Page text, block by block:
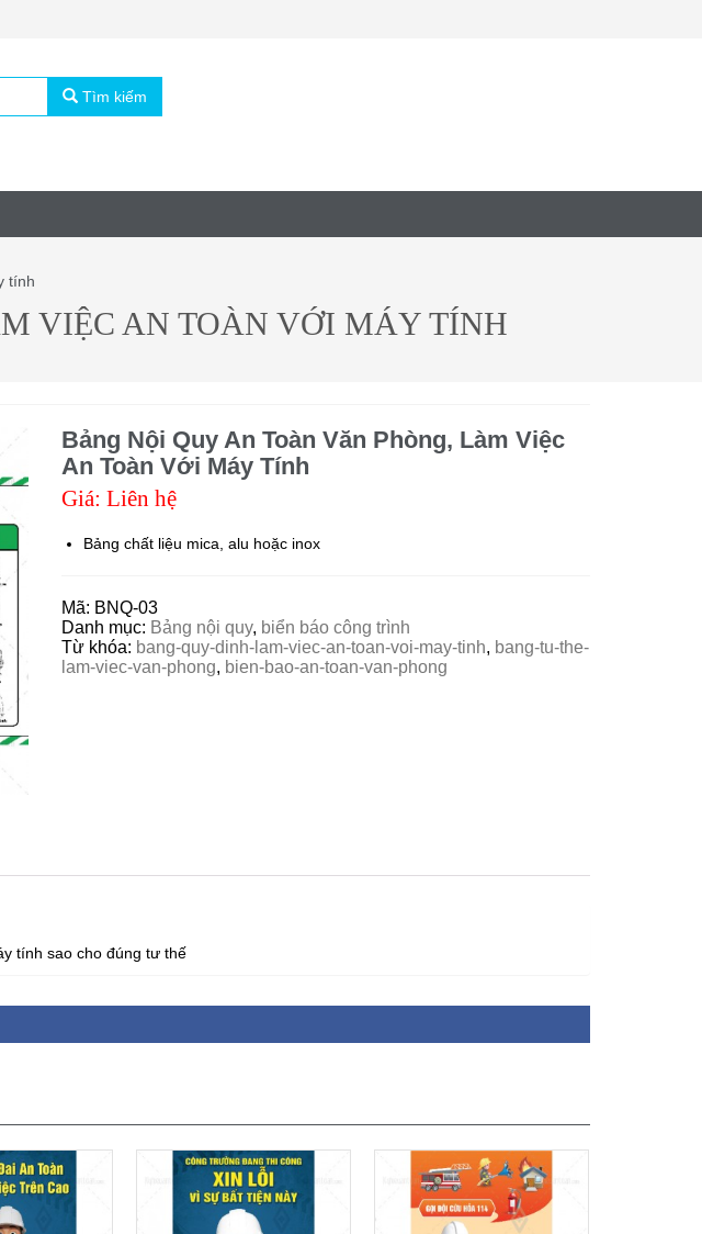
Tìm kiếm
tính
VIỆC AN TOÀN VỚI MÁY TÍNH
Bảng Nội Quy An Toàn Văn Phòng, Làm Việc
An Toàn Với Máy Tính
Giá: Liên hệ
Bảng chất liệu mica, alu hoặc inox
Mã: BNQ-03
Danh mục: Bảng nội quy, biển báo công trình
Từ khóa: bang-quy-dinh-lam-viec-an-toan-voi-may-tinh, bang-tu-the-
lam-viec-van-phong, bien-bao-an-toan-van-phong
tính sao cho đúng tư thế